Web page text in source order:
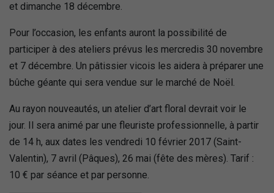
et dimanche 18 décembre.
Pour l’occasion, les enfants auront la possibilité de
participer à des ateliers prévus les mercredis 30 novembre
et 7 décembre. Un pâtissier vicois les aidera à préparer une
bûche géante qui sera vendue sur le marché de Noël.
Au rayon nouveautés, un atelier d’art floral devrait voir le
jour. Il sera animé par une fleuriste professionnelle, à partir
de 14 h, aux dates les vendredi 10 février 2017 (Saint-
Valentin), 7 avril (Pâques), 26 mai (fête des mères). Tarif :
10 € par séance et par personne.